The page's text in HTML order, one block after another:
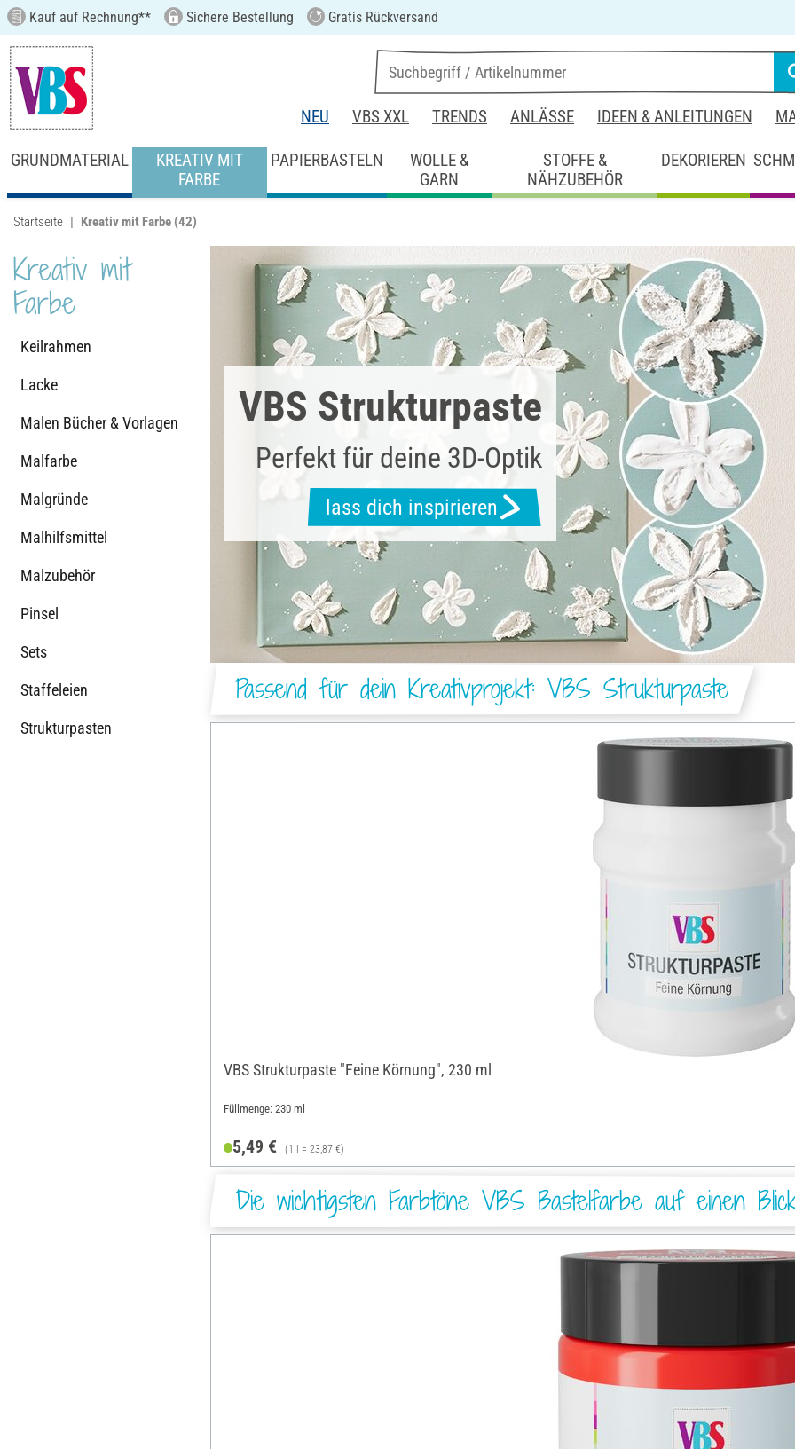
Kauf auf Rechnung** Sichere Bestellung Gratis Rückversand
NEU VBS XXL TRENDS ANLÄSSE IDEEN & ANLEITUNGEN
GRUNDMATERIAL
KREATIV MIT
FARBE
PAPIERBASTELN
WOLLE &
GARN
STOFFE &
NÄHZUBEHÖR
DEKORIEREN
Startseite Kreativ mit Farbe (42)
Kreativ mit
Farbe
Keilrahmen
Lacke
Malen Bücher & Vorlagen
Malfarbe
Malgründe
Malhilfsmittel
Malzubehör
Pinsel
Sets
Staffeleien
Strukturpasten
VBS Strukturpaste
Perfekt für deine 3D-Optik
lass dich inspirieren
Passend für dein Kreativprojekt: VBS Strukturpaste
VBS Strukturpaste "Feine Körnung", 230 ml
Füllmenge: 230 ml
5,49 € (1 l = 23,87 €)
Die wichtigsten Farbtöne VBS Bastelfarbe auf einen